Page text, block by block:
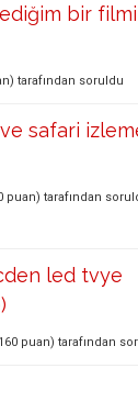
bir filmi
tarafından soruldu
safari
puan) tarafından
led tvye
160 puan) tarafından